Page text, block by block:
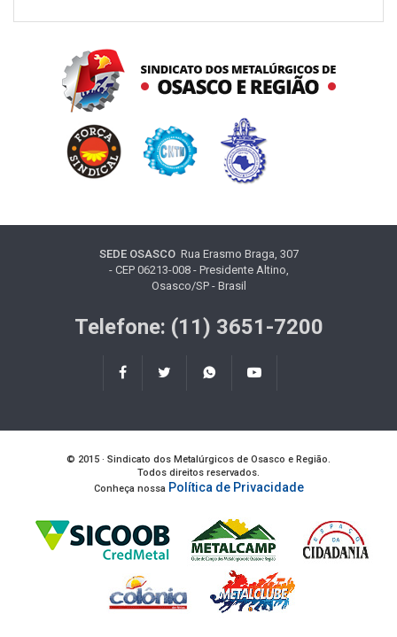
SEDE OSASCORua Erasmo Braga, 307
- CEP 06213-008 - Presidente Altino,
Osasco/SP - Brasil
Telefone: (11) 3651-7200
© 2015 · Sindicato dos Metalúrgicos de Osasco e Região.
Todos direitos reservados.
Conheça nossa Política de Privacidade